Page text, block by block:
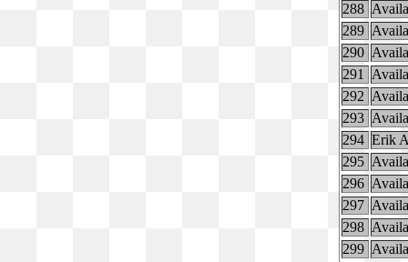
288
289
290
291
292
293
294 Erik
295
296
297
298
299